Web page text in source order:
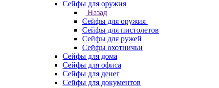
Cейфы для оружия
Назад
Cейфы для оружия
Сейфы для пистолетов
Сейфы для ружей
Сейфы охотничьи
Cейфы для дома
Cейфы для офиса
Сейфы для денег
Сейфы для документов